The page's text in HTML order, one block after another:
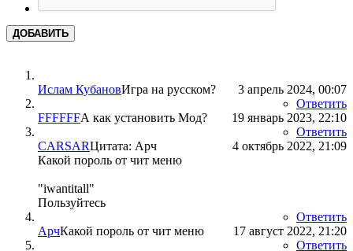
ДОБАВИТЬ
Ислам Кубанов 3 апрель 2024, 00:07
Игра на русском?
Ответить
FFFFFF
19 январь 2023, 22:10
А как установить Мод?
Ответить
CARSAR
4 октябрь 2022, 21:09
Цитата: Арч
Какой пороль от чит меню
"iwantitall"
Пользуйтесь
Ответить
Арч
17 август 2022, 21:20
Какой пороль от чит меню
Ответить